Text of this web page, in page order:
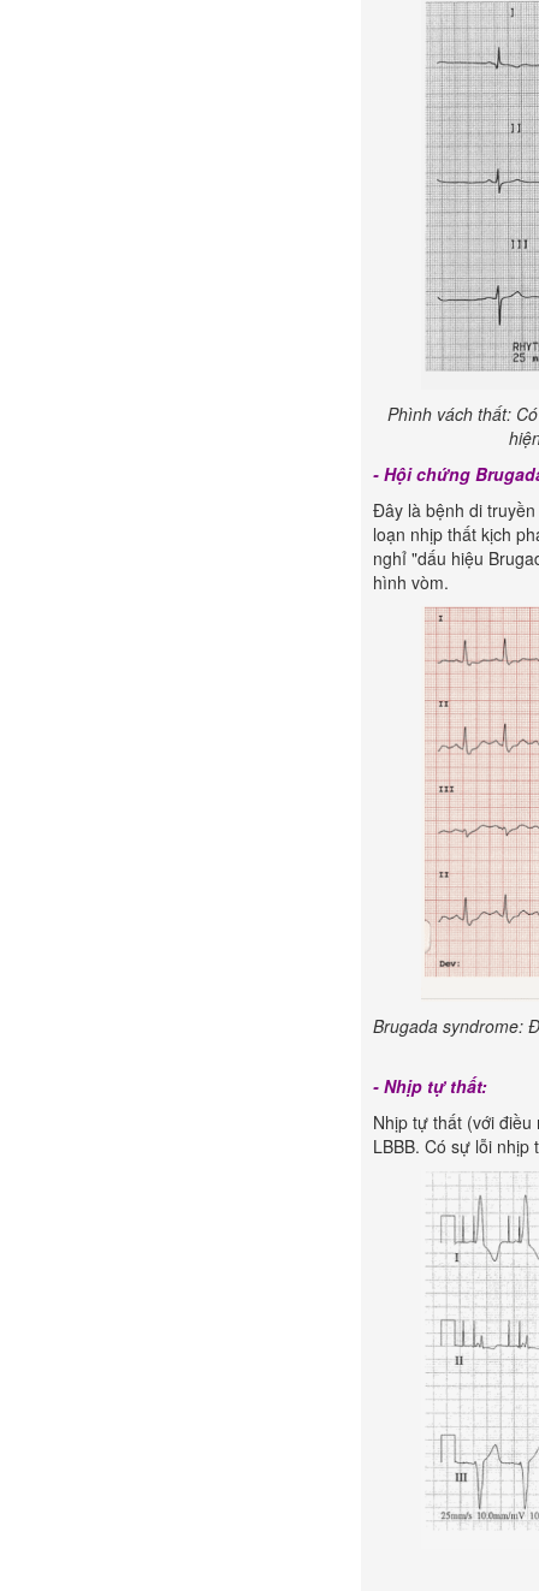
Phình vách thất:
- Hội chứng
Đây là bệnh di
loạn nhịp thất kịch
nghỉ "dấu hiệu
hình vòm.
Brugada syndrome:
- Nhịp tự thất:
Nhịp tự thất (với
LBBB. Có sự lỗi